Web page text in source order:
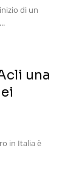
di un
una
in Italia è